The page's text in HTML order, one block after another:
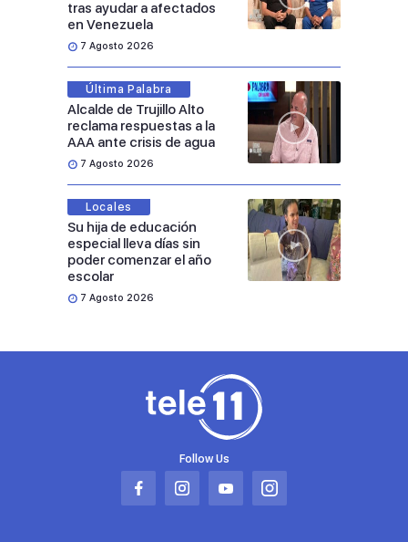
tras ayudar a afectados
en Venezuela
7 Agosto 2026
Última Palabra
Alcalde de Trujillo Alto
reclama respuestas a la
AAA ante crisis de agua
7 Agosto 2026
Locales
Su hija de educación
especial lleva días sin
poder comenzar el año
escolar
7 Agosto 2026
Follow Us
Abrir
Abrir
Abrir
Abrir